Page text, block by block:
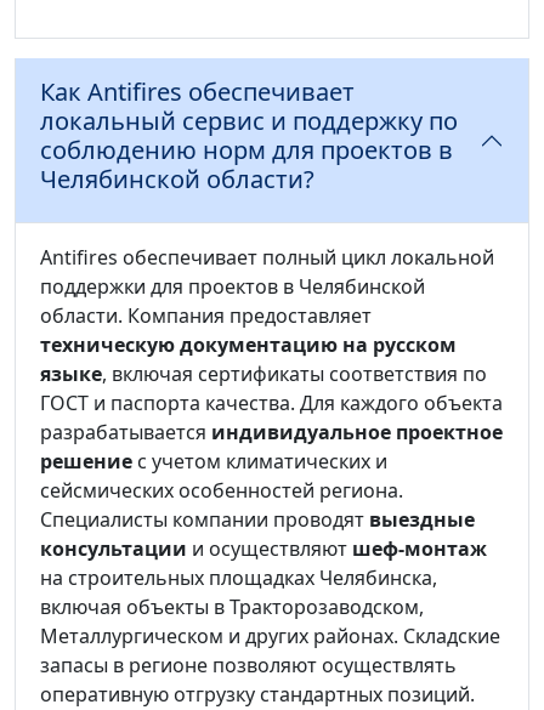
Как Antifires обеспечивает
локальный сервис и поддержку по
соблюдению норм для проектов в
Челябинской области?
Antifires обеспечивает полный цикл локальной
поддержки для проектов в Челябинской
области. Компания предоставляет
техническую документацию на русском
языке, включая сертификаты соответствия по
ГОСТ и паспорта качества. Для каждого объекта
разрабатывается индивидуальное проектное
решение с учетом климатических и
сейсмических особенностей региона.
Специалисты компании проводят выездные
консультации и осуществляют шеф-монтаж
на строительных площадках Челябинска,
включая объекты в Тракторозаводском,
Металлургическом и других районах. Складские
запасы в регионе позволяют осуществлять
оперативную отгрузку стандартных позиций.